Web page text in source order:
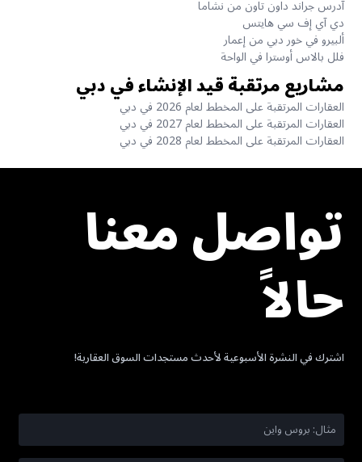
آدرس جراند داون تاون من نشاما
دي آي إف سي هايتس
ألبيرو في خور دبي من إعمار
فلل بالاس أوسترا في الواحة
مشاريع مرتقبة قيد الإنشاء في دبي
العقارات المرتقبة على المخطط لعام 2026 في دبي
العقارات المرتقبة على المخطط لعام 2027 في دبي
العقارات المرتقبة على المخطط لعام 2028 في دبي
تواصل معنا
حالاً
اشترك في النشرة الأسبوعية لأحدث مستجدات السوق العقارية!